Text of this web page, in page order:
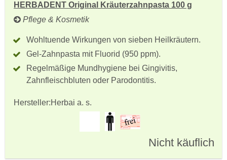
HERBADENT Original Kräuterzahnpasta 100 g
Pflege & Kosmetik
Wohltuende Wirkungen von sieben Heilkräutern.
Gel-Zahnpasta mit Fluorid (950 ppm).
Regelmäßige Mundhygiene bei Gingivitis,
Zahnfleischbluten oder Parodontitis.
Hersteller:Herbai a. s.
Nicht käuflich